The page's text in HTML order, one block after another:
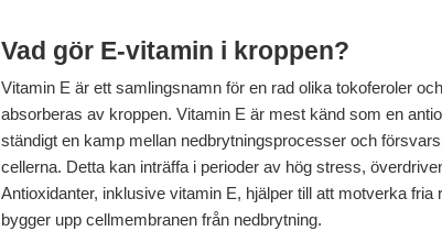
Vad gör E-vitamin i kroppen?
Vitamin E är ett samlingsnamn för en rad olika tokoferoler
absorberas av kroppen. Vitamin E är mest känd som en
ständigt en kamp mellan nedbrytningsprocesser och
cellerna. Detta kan inträffa i perioder av hög stress,
Antioxidanter, inklusive vitamin E, hjälper till att motverka
bygger upp cellmembranen från nedbrytning.